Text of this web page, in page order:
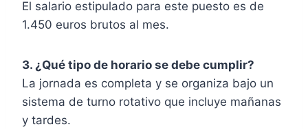
El salario estipulado para este puesto es de
1.450 euros brutos al mes.
3. ¿Qué tipo de horario se debe cumplir?
La jornada es completa y se organiza bajo un
sistema de turno rotativo que incluye mañanas
y tardes.